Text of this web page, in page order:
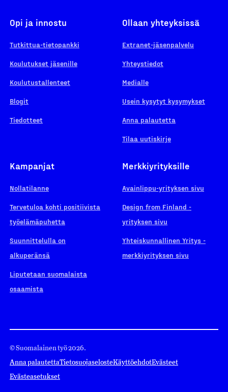
Opi ja innostu
Tutkittua-tietopankki
Koulutukset jäsenille
Koulutustallenteet
Blogit
Tiedotteet
Ollaan yhteyksissä
Extranet-jäsenpalvelu
Yhteystiedot
Medialle
Usein kysytyt kysymykset
Anna palautetta
Tilaa uutiskirje
Kampanjat
Nollatilanne
Tervetuloa kohti positiivista
työelämäpuhetta
Suunnittelulla on
alkuperänsä
Liputetaan suomalaista
osaamista
Merkkiyrityksille
Avainlippu-yrityksen sivu
Design from Finland -
yrityksen sivu
Yhteiskunnallinen Yritys -
merkkiyrityksen sivu
© Suomalainen työ 2026.
Anna palautettaTietosuojaselosteKäyttöehdotEvästeet
Evästeasetukset